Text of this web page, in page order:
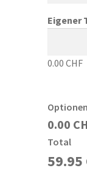
Eigener
0.00 CHF
0.00
Total
59.95